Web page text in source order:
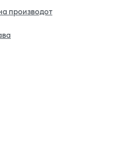
производот